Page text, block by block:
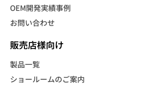
OEM開発実績事例
お問い合わせ
販売店様向け
製品一覧
ショールームのご案内